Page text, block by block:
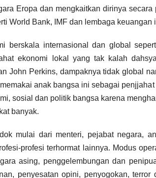
Eropa dan mengkaitkan dirinya
World Bank, IMF dan lembaga keuangan
berskala internasional dan global
ekonomi lokal yang tak kalah
John Perkins, dampaknya tidak global
anak bangsa ini sebagai
sosial dan politik bangsa karena
banyak.
mulai dari menteri, pejabat negara,
profesi terhormat lainnya. Modus
asing, penggelembungan dan
penyesatan opini, penyogokan,